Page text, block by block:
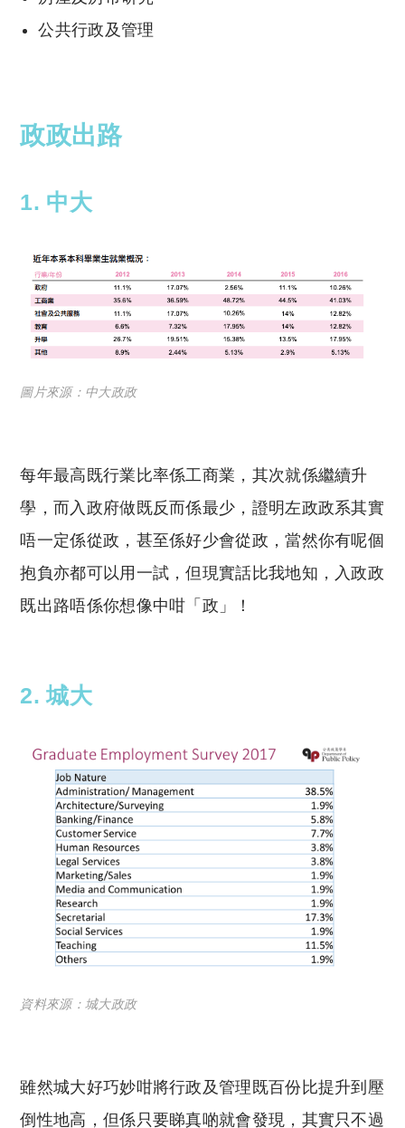
公共行政及管理
政政出路
1. 中大
圖片來源：中大政政
每年最高既行業比率係工商業，其次就係繼續升
學，而入政府做既反而係最少，證明左政政系其實
唔一定係從政，甚至係好少會從政，當然你有呢個
抱負亦都可以用一試，但現實話比我地知，入政政
既出路唔係你想像中咁「政」！
2. 城大
資料來源：城大政政
雖然城大好巧妙咁將行政及管理既百份比提升到壓
倒性地高，但係只要睇真啲就會發現，其實只不過